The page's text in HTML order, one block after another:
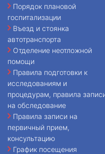
Порядок плановой
госпитализации
Въезд и стоянка
автотранспорта
Отделение неотложной
помощи
Правила подготовки к
исследованиям и
процедурам, правила
на обследование
Правила записи на
первичный прием,
консультацию
График посещения